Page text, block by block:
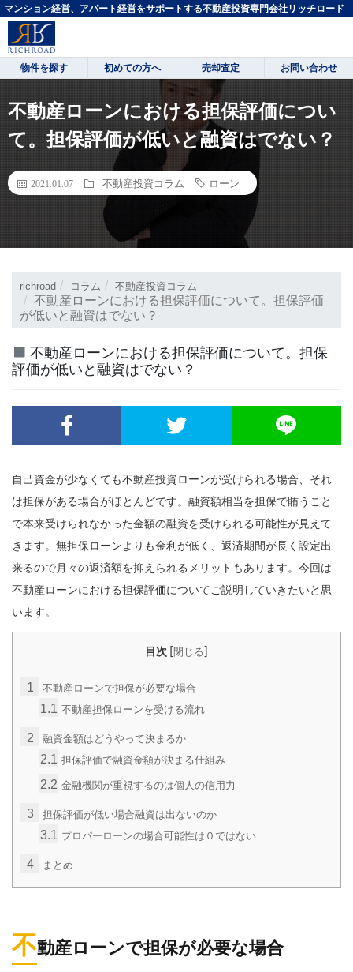
マンション経営、アパート経営をサポートする不動産投資専門会社リッチロード
物件を探す 初めての方へ 売却査定 お問い合わせ
不動産ローンにおける担保評価につい
て。担保評価が低いと融資はでない？
2021.01.07 不動産投資コラム ローン
richroad コラム 不動産投資コラム
不動産ローンにおける担保評価について。担保評価
が低いと融資はでない？
不動産ローンにおける担保評価について。担保
評価が低いと融資はでない？
自己資金が少なくても不動産投資ローンが受けられる場合、それ
は担保がある場合がほとんどです。融資額相当を担保で賄うこと
で本来受けられなかった金額の融資を受けられる可能性が見えて
きます。無担保ローンよりも金利が低く、返済期間が長く設定出
来るので月々の返済額を抑えられるメリットもあります。今回は
不動産ローンにおける担保評価についてご説明していきたいと思
います。
目次 [閉じる]
1 不動産ローンで担保が必要な場合
1.1 不動産担保ローンを受ける流れ
2 融資金額はどうやって決まるか
2.1 担保評価で融資金額が決まる仕組み
2.2 金融機関が重視するのは個人の信用力
3 担保評価が低い場合融資は出ないのか
3.1 プロパーローンの場合可能性は０ではない
4 まとめ
不動産ローンで担保が必要な場合